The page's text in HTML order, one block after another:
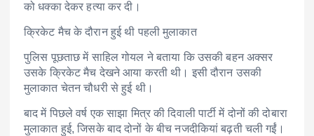
को धक्का देकर हत्या कर दी।
क्रिकेट मैच के दौरान हुई थी पहली मुलाकात
पुलिस पूछताछ में साहिल गोयल ने बताया कि उसकी बहन अक्सर
उसके क्रिकेट मैच देखने आया करती थी। इसी दौरान उसकी
मुलाकात चेतन चौधरी से हुई थी।
बाद में पिछले वर्ष एक साझा मित्र की दिवाली पार्टी में दोनों की दोबारा
मुलाकात हुई, जिसके बाद दोनों के बीच नजदीकियां बढ़ती चली गईं।